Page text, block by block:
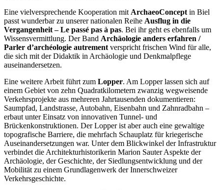
Eine vielversprechende Kooperation mit ArchaeoConcept in Biel
passt wunderbar zu unserer nationalen Reihe Ausflug in die
Vergangenheit –Le passé pas à pas. Bei ihr geht es ebenfalls um
Wissensvermittlung. Der Band Archäologie anders erfahren /
Parler d’archéologie autrement verspricht frischen Wind für alle,
die sich mit der Didaktik in Archäologie und Denkmalpflege
auseinandersetzen.
Eine weitere Arbeit führt zum Lopper. Am Lopper lassen sich auf
einem Gebiet von zehn Quadratkilometern zwanzig wegweisende
Verkehrsprojekte aus mehreren Jahrtausenden dokumentieren:
Saumpfad, Landstrasse, Autobahn, Eisenbahn und Zahnradbahn –
erbaut unter Einsatz von innovativen Tunnel- und
Brückenkonstruktionen. Der Lopper ist aber auch eine gewaltige
topografische Barriere, die mehrfach Schauplatz für kriegerische
Auseinandersetzungen war. Unter dem Blickwinkel der Infrastruktur
verbindet die Architekturhistorikerin Marion Sauter Aspekte der
Archäologie, der Geschichte, der Siedlungsentwicklung und der
Mobilität zu einem Grundlagenwerk der Innerschweizer
Verkehrsgeschichte.